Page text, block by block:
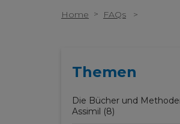
Home > FAQs >
Themen
Die Bücher und
Assimil (8)